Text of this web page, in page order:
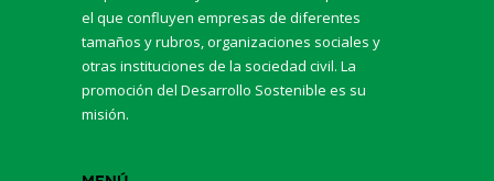
el que confluyen empresas de diferentes
tamaños y rubros, organizaciones sociales y
otras instituciones de la sociedad civil. La
promoción del Desarrollo Sostenible es su
misión.